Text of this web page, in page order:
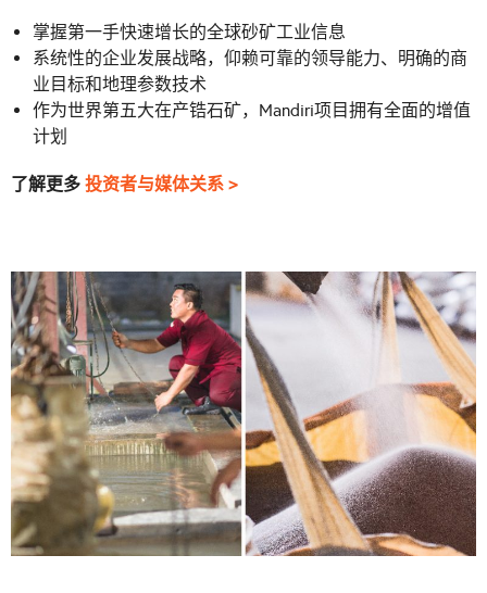
掌握第一手快速增长的全球砂矿工业信息
系统性的企业发展战略，仰赖可靠的领导能力、明确的商
业目标和地理参数技术
作为世界第五大在产锆石矿，Mandiri项目拥有全面的增值
计划
了解更多 投资者与媒体关系 >